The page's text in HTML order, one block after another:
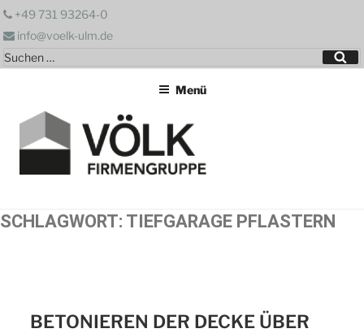
Zum
springen
+49 731 93264-0
info@voelk-ulm.de
Suchen
nach:
Menü
SCHLAGWORT: TIEFGARAGE PFLASTERN
BETONIEREN DER DECKE ÜBER